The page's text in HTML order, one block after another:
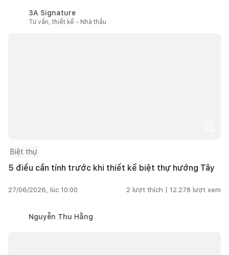
3A Signature
Tư vấn, thiết kế - Nhà thầu
Biệt thự
5 điều cần tính trước khi thiết kế biệt thự hướng Tây
27/06/2026, lúc 10:00 2 lượt thích | 12.278 lượt xem
Nguyễn Thu Hằng